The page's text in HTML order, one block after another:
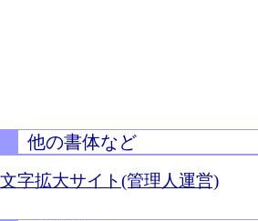
他の書体など
文字拡大サイト(管理人運営)